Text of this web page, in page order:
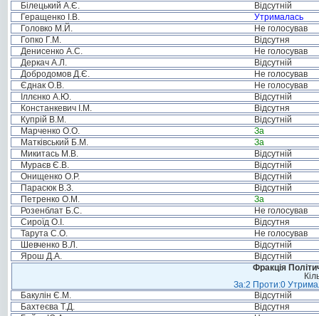
Білецький А.Є.
Відсутній
Геращенко І.В.
Утрималась
Головко М.Й.
Не голосував
Гопко Г.М.
Відсутня
Денисенко А.С.
Не голосував
Деркач А.Л.
Відсутній
Добродомов Д.Є.
Не голосував
Єднак О.В.
Не голосував
Іллєнко А.Ю.
Відсутній
Констанкевич І.М.
Відсутня
Купрій В.М.
Відсутній
Марченко О.О.
За
Матківський Б.М.
За
Микитась М.В.
Відсутній
Мураєв Є.В.
Відсутній
Онищенко О.Р.
Відсутній
Парасюк В.З.
Відсутній
Петренко О.М.
За
Розенблат Б.С.
Не голосував
Сироїд О.І.
Відсутня
Тарута С.О.
Не голосував
Шевченко В.Л.
Відсутній
Ярош Д.А.
Відсутній
Фракція
За:2 Проти:0
Бакулін Є.М.
Відсутній
Бахтеєва Т.Д.
Відсутня